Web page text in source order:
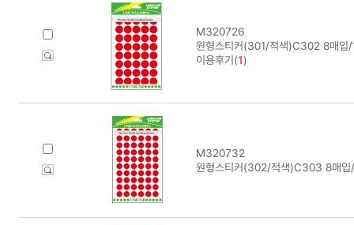
M320726
원형스티커(301/적색)C302 8매입
이용후기(1)
M320732
원형스티커(302/적색)C303 8매